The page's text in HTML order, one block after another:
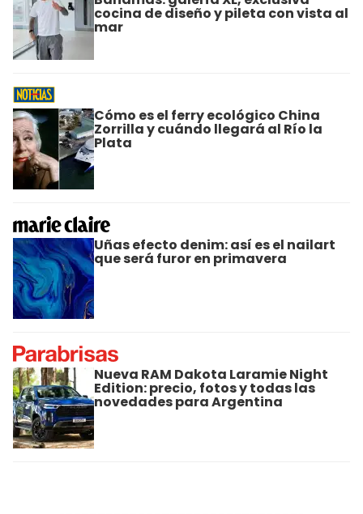
cocina de diseño y pileta con vista al
mar
Cómo es el ferry ecológico China
Zorrilla y cuándo llegará al Río la
Plata
Uñas efecto denim: así es el nailart
que será furor en primavera
Nueva RAM Dakota Laramie Night
Edition: precio, fotos y todas las
novedades para Argentina